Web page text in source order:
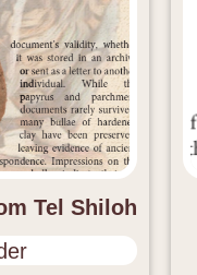
Tel Shiloh